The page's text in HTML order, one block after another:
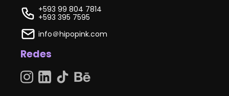
+593 99 804 7814
+593 395 7595
info＠hipopink.com
Redes